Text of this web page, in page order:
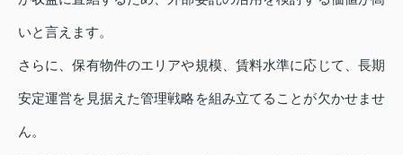
いと言えます。
さらに、保有物件のエリアや規模、賃料水準に応じて、長期
安定運営を見据えた管理戦略を組み立てることが欠かせませ
ん。